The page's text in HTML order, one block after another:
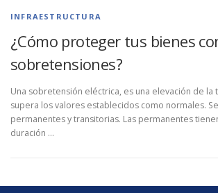
INFRAESTRUCTURA
¿Cómo proteger tus bienes
sobretensiones?
Una sobretensión eléctrica, es una elevación de la
supera los valores establecidos como normales.
permanentes y transitorias. Las permanentes
duración …